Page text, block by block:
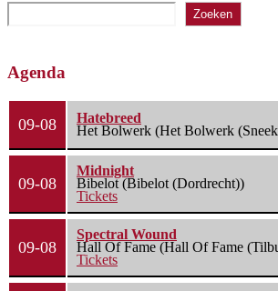
Zoeken
Agenda
09-08
Hatebreed
Het Bolwerk (Het Bolwerk
09-08
Midnight
Bibelot (Bibelot (Dordrecht))
Tickets
09-08
Spectral Wound
Hall Of Fame (Hall Of Fame
Tickets